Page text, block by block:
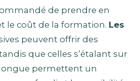
de prendre en
le coût de la formation. Les
peuvent offrir des
que celles s’étalant sur
permettent un